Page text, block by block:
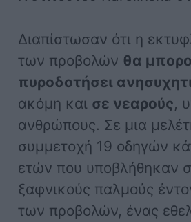
Διαπίστωσαν ότι η
των προβολών θα
πυροδοτήσει
ακόμη και σε νεαρούς,
ανθρώπους. Σε μια
συμμετοχή 19 οδηγών
ετών που υποβλήθηκαν
ξαφνικούς παλμούς
των προβολών, ένας